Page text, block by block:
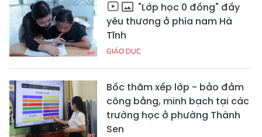
"Lớp học 0 đồng" đầy
yêu thương ở phía nam Hà
Tĩnh
GIÁO DỤC
Bốc thăm xếp lớp - bảo đảm
công bằng, minh bạch tại các
trường học ở phường Thành
Sen